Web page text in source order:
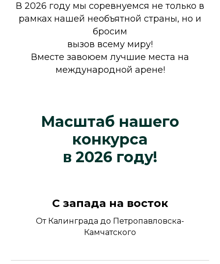
В 2026 году мы соревнуемся не только в
рамках нашей необъятной страны, но и
бросим
вызов всему миру!
Вместе завоюем лучшие места на
международной арене!
Масштаб нашего
конкурса
в 2026 году!
С запада на восток
От Калинграда до Петропавловска-
Камчатского